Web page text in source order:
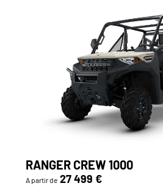
RANGER CREW 1000
A partir de 27 499 €